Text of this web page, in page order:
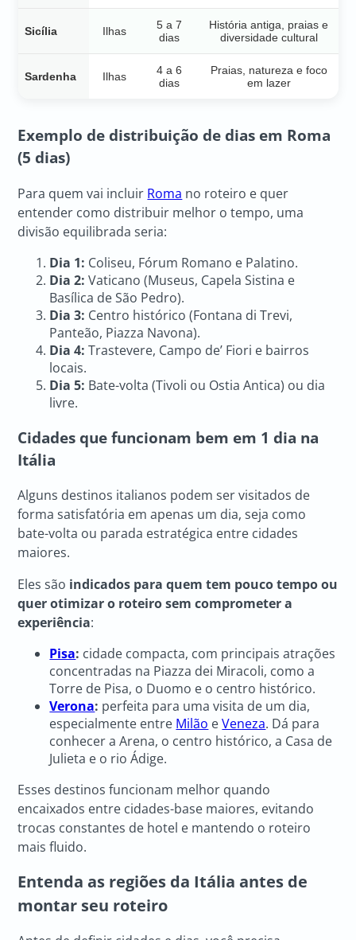
Sicília Ilhas
5 a 7
dias
História antiga, praias e
diversidade cultural
Sardenha Ilhas
4 a 6
dias
Praias, natureza e foco
em lazer
Exemplo de distribuição de dias em Roma
(5 dias)
Para quem vai incluir Roma no roteiro e quer
entender como distribuir melhor o tempo, uma
divisão equilibrada seria:
Dia 1: Coliseu, Fórum Romano e Palatino.
Dia 2: Vaticano (Museus, Capela Sistina e
Basílica de São Pedro).
Dia 3: Centro histórico (Fontana di Trevi,
Panteão, Piazza Navona).
Dia 4: Trastevere, Campo de’ Fiori e bairros
locais.
Dia 5: Bate-volta (Tivoli ou Ostia Antica) ou dia
livre.
Cidades que funcionam bem em 1 dia na
Itália
Alguns destinos italianos podem ser visitados de
forma satisfatória em apenas um dia, seja como
bate-volta ou parada estratégica entre cidades
maiores.
Eles são indicados para quem tem pouco tempo ou
quer otimizar o roteiro sem comprometer a
experiência:
Pisa: cidade compacta, com principais atrações
concentradas na Piazza dei Miracoli, como a
Torre de Pisa, o Duomo e o centro histórico.
Verona: perfeita para uma visita de um dia,
especialmente entre Milão eVeneza. Dá para
conhecer a Arena, o centro histórico, a Casa de
Julieta e o rio Ádige.
Esses destinos funcionam melhor quando
encaixados entre cidades-base maiores, evitando
trocas constantes de hotel e mantendo o roteiro
mais fluido.
Entenda as regiões da Itália antes de
montar seu roteiro